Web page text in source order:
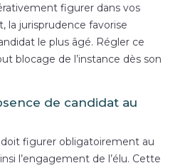
figurer dans vos
la jurisprudence favorise
le plus âgé. Régler ce
blocage de l’instance dès son
de candidat au
doit figurer obligatoirement au
l’engagement de l’élu. Cette